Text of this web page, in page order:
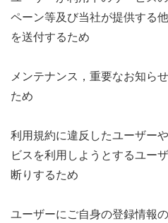
ペーン等及び当社が提供する
を送付するため
メンテナンス，重要なお知ら
ため
利用規約に違反したユーザー
ビスを利用しようとするユー
断りするため
ユーザーにご自身の登録情報